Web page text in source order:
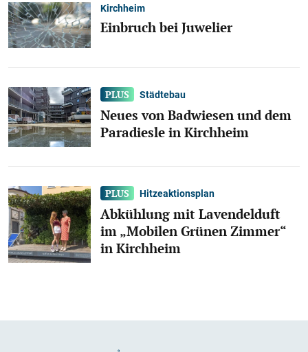
Kirchheim
Einbruch bei Juwelier
Städtebau
Neues von Badwiesen und dem
Paradiesle in Kirchheim
Hitzeaktionsplan
Abkühlung mit Lavendelduft
im „Mobilen Grünen Zimmer“
in Kirchheim